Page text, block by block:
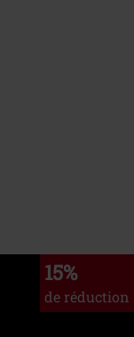
15%
de réduction